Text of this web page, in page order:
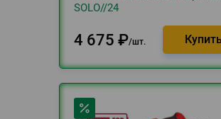
SOLO//24
4 675 ₽ шт.